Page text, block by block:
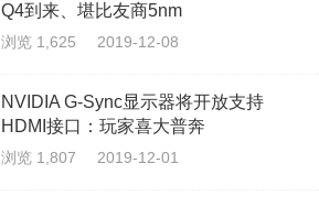
Q4到来、堪比友商5nm
浏览 1,625 2019-12-08
NVIDIA G-Sync显示器将开放支持
HDMI接口：玩家喜大普奔
浏览 1,807 2019-12-01